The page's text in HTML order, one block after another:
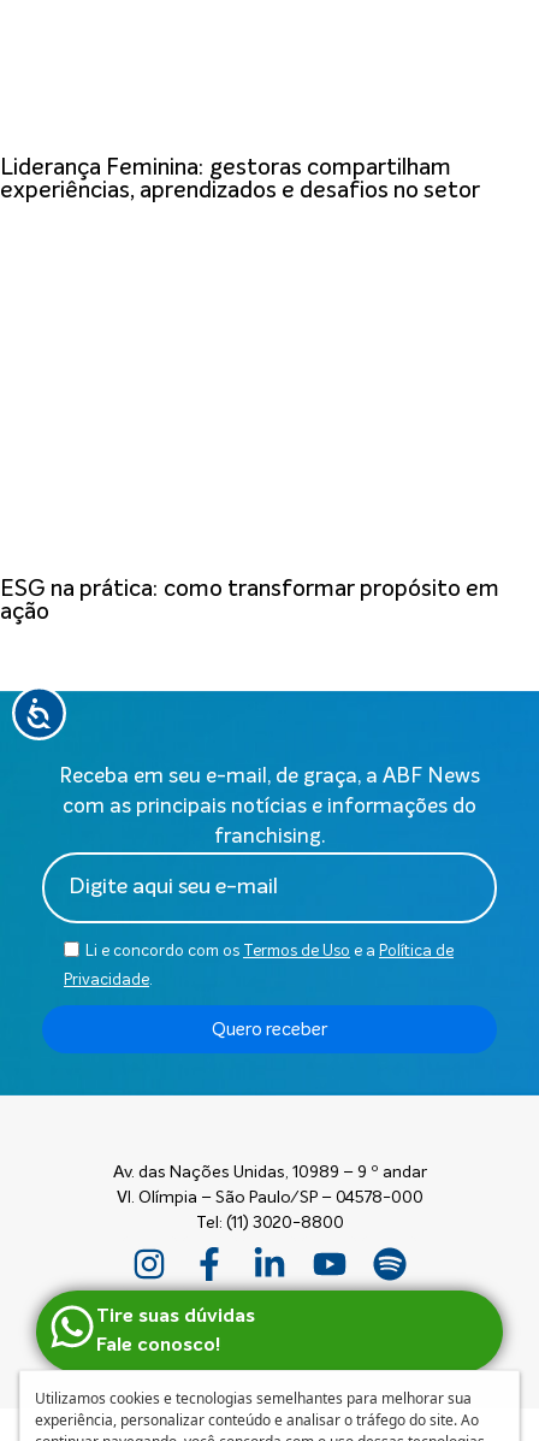
Liderança Feminina: gestoras compartilham
experiências, aprendizados e desafios no setor
ESG na prática: como transformar propósito em
ação
Receba em seu e-mail, de graça, a ABF News
com as principais notícias e informações do
franchising.
Li e concordo com os Termos de Uso e a Política de
Privacidade.
Quero receber
Av. das Nações Unidas, 10989 – 9 º andar
Vl. Olímpia – São Paulo/SP – 04578-000
Tel: (11) 3020-8800
Tire suas dúvidas
Fale conosco!
Utilizamos cookies e tecnologias semelhantes para melhorar sua
experiência, personalizar conteúdo e analisar o tráfego do site. Ao